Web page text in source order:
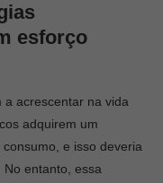
esforço
a acrescentar na vida
adquirem um
e isso deveria
entanto, essa